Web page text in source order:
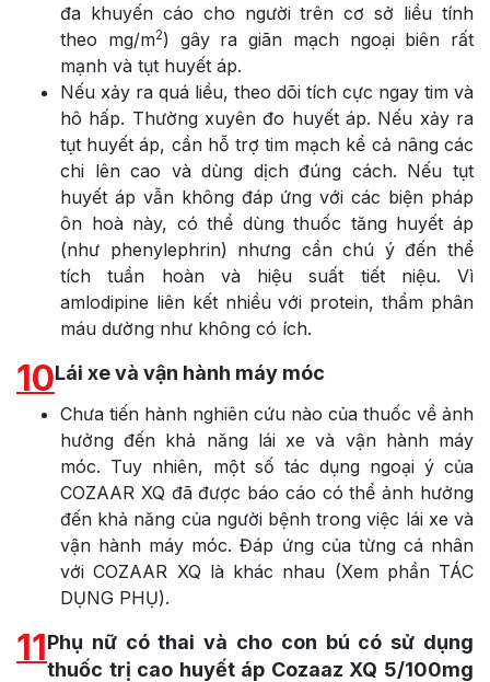
đa khuyến cáo cho người trên cơ sở liều tính
theo mg/m2) gây ra giãn mạch ngoại biên rất
mạnh và tụt huyết áp.
Nếu xảy ra quá liều, theo dõi tích cực ngay tim và
hô hấp. Thường xuyên đo huyết áp. Nếu xảy ra
tụt huyết áp, cần hỗ trợ tim mạch kể cả nâng các
chi lên cao và dùng dịch đúng cách. Nếu tụt
huyết áp vẫn không đáp ứng với các biện pháp
ôn hoà này, có thể dùng thuốc tăng huyết áp
(như phenylephrin) nhưng cần chú ý đến thể
tích tuần hoàn và hiệu suất tiết niệu. Vì
amlodipine liên kết nhiều với protein, thẩm phân
máu dường như không có ích.
10Lái xe và vận hành máy móc
Chưa tiến hành nghiên cứu nào của thuốc về ảnh
hưởng đến khả năng lái xe và vận hành máy
móc. Tuy nhiên, một số tác dụng ngoại ý của
COZAAR XQ đã được báo cáo có thể ảnh hưởng
đến khả năng của người bệnh trong việc lái xe và
vận hành máy móc. Đáp ứng của từng cá nhân
với COZAAR XQ là khác nhau (Xem phần TÁC
DỤNG PHỤ).
11Phụ nữ có thai và cho con bú có sử dụng
thuốc trị cao huyết áp Cozaaz XQ 5/100mg